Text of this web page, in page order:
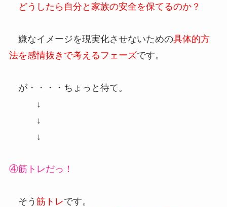
どうしたら自分と家族の安全を保てるのか？
嫌なイメージを現実化させないための具体的方
法を感情抜きで考えるフェーズです。
が・・・・ちょっと待て。
↓
↓
↓
④筋トレだっ！
そう 筋トレです。